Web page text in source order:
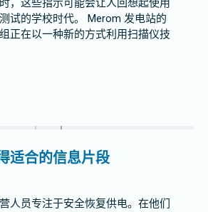
，这些指示可能会让人回想起使用
试的学校时代。 Merom 发电站的
正在以一种新的方式利用扫描仪技
适合的信息片段
人员专注于安全恢复供电。在他们